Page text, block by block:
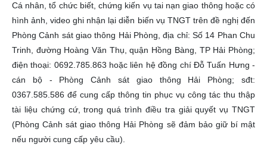
Cá nhân, tổ chức biết, chứng kiến vụ tai nạn giao thông hoặc có
hình ảnh, video ghi nhận lại diễn biến vụ TNGT trên đề nghị đến
Phòng Cảnh sát giao thông Hải Phòng, địa chỉ: Số 14 Phan Chu
Trinh, đường Hoàng Văn Thụ, quận Hồng Bàng, TP Hải Phòng;
điện thoại: 0692.785.863 hoặc liên hệ đồng chí Đỗ Tuấn Hưng -
cán bộ - Phòng Cảnh sát giao thông Hải Phòng; sđt:
0367.585.586 để cung cấp thông tin phục vụ công tác thu thập
tài liệu chứng cứ, trong quá trình điều tra giải quyết vụ TNGT
(Phòng Cảnh sát giao thông Hải Phòng sẽ đảm bảo giữ bí mật
nếu người cung cấp yêu cầu).